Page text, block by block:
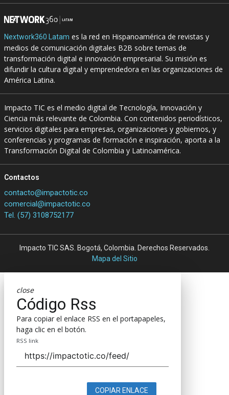
Nextwork360 Latam es la red en Hispanoamérica de revistas y
medios de comunicación digitales B2B sobre temas de
transformación digital e innovación empresarial. Su misión es
difundir la cultura digital y emprendedora en las organizaciones de
América Latina.
Impacto TIC es el medio digital de Tecnología, Innovación y
Ciencia más relevante de Colombia. Con contenidos periodísticos,
servicios digitales para empresas, organizaciones y gobiernos, y
conferencias y programas de formación e inspiración, aporta a la
Transformación Digital de Colombia y Latinoamérica.
Contactos
contacto@impactotic.co
comercial@impactotic.co
Tel. (57) 3108752177
Impacto TIC SAS. Bogotá, Colombia. Derechos Reservados.
Mapa del Sitio
close
Código Rss
Para copiar el enlace RSS en el portapapeles,
haga clic en el botón.
RSS link
COPIAR ENLACE